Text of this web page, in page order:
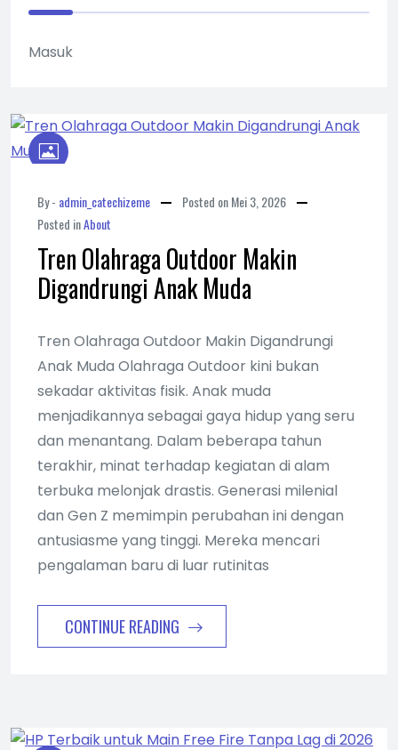
By - admin_catechizeme Posted onMei 3, 2026
Posted inAbout
Tren Olahraga Outdoor Makin
Digandrungi Anak Muda
Tren Olahraga Outdoor Makin Digandrungi
Anak Muda Olahraga Outdoor kini bukan
sekadar aktivitas fisik. Anak muda
menjadikannya sebagai gaya hidup yang seru
dan menantang. Dalam beberapa tahun
terakhir, minat terhadap kegiatan di alam
terbuka melonjak drastis. Generasi milenial
dan Gen Z memimpin perubahan ini dengan
antusiasme yang tinggi. Mereka mencari
pengalaman baru di luar rutinitas
CONTINUE READING
Masuk